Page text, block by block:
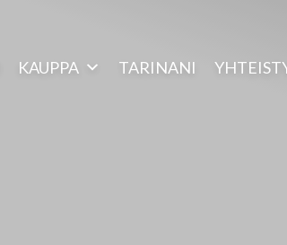
KAUPPA TARINANI